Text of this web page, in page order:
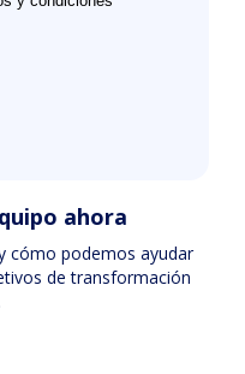
ahora
cómo podemos ayudar
de transformación